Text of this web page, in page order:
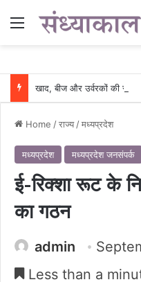
Menu
Home /राज्य /मध्यप्रदेश
मध्यप्रदेश मध्यप्रदेश जनसंपर्क
ई-रिक्शा रूट के
का गठन
admin
Less than a